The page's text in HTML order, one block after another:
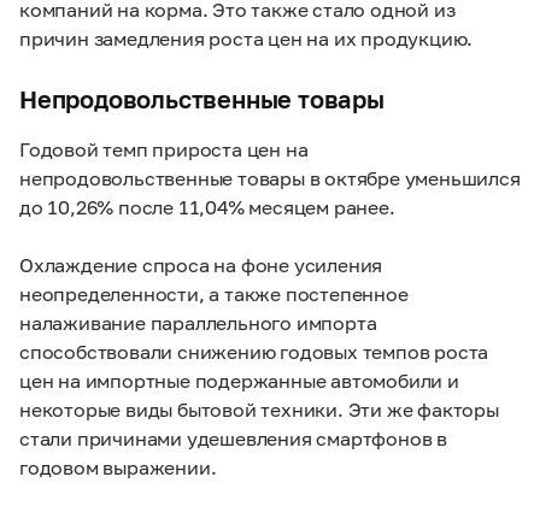
компаний на корма. Это также стало одной из
причин замедления роста цен на их продукцию.
Непродовольственные товары
Годовой темп прироста цен на
непродовольственные товары в октябре уменьшился
до 10,26% после 11,04% месяцем ранее.
Охлаждение спроса на фоне усиления
неопределенности, а также постепенное
налаживание параллельного импорта
способствовали снижению годовых темпов роста
цен на импортные подержанные автомобили и
некоторые виды бытовой техники. Эти же факторы
стали причинами удешевления смартфонов в
годовом выражении.